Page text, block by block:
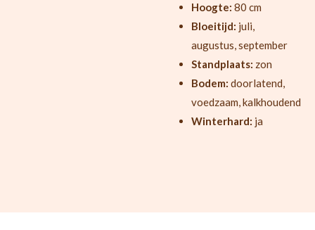
Hoogte: 80 cm
Bloeitijd: juli,
augustus, september
Standplaats: zon
Bodem: doorlatend,
voedzaam, kalkhoudend
Winterhard: ja